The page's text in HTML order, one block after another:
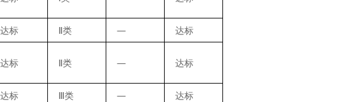
达标 Ⅱ类 —
达标
达标 Ⅱ类 — 达标
达标 Ⅲ类 — 达标